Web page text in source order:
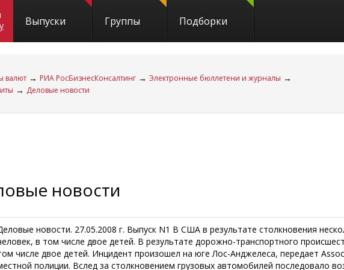
Выпуски Группы Подборки
валют → РИА РосБизнесКонсалтинг → Электронные бюллетени и журналы →
→ Деловые новости
новости
новости. 27.05.2008 г. Выпуск N1 В США в результате столкновения
в том числе двое детей. В результате дорожно-транспортного
числе двое детей. Инцидент произошел на юге Лос-Анджелеса, передает
полиции. Вслед за столкновением грузовых автомобилей последовало